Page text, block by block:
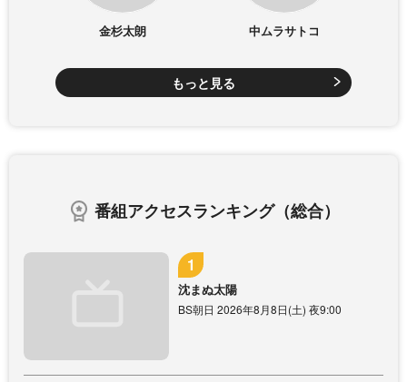
金杉太朗 中ムラサトコ
もっと見る
番組アクセスランキング（総合）
沈まぬ太陽
BS朝日 2026年8月8日(土) 夜9:00